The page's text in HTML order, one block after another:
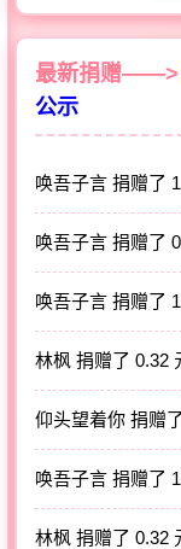
最新捐赠——>
公示
唤吾子言 捐赠了
唤吾子言 捐赠了
唤吾子言 捐赠了
林枫 捐赠了 0.32
仰头望着你 捐赠
唤吾子言 捐赠了
林枫 捐赠了 0.32